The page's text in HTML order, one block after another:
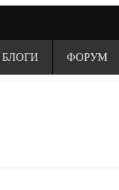
БЛОГИ ФОРУМ